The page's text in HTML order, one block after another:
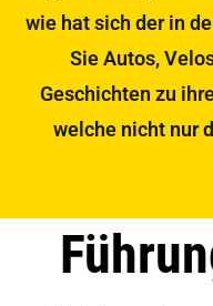
wie hat sich der in
Sie Autos,
Geschichten zu
welche nicht nur